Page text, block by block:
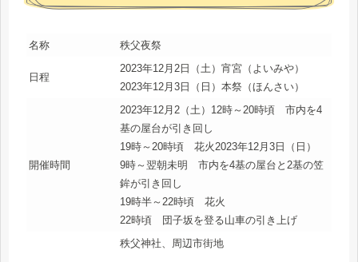
名称 秩父夜祭
日程
2023年12月2日（土）宵宮（よいみや）
2023年12月3日（日）本祭（ほんさい）
開催時間
2023年12月2（土）12時～20時頃 市内を4
基の屋台が引き回し
19時～20時頃 花火2023年12月3日（日）
9時～翌朝未明 市内を4基の屋台と2基の笠
鉾が引き回し
19時半～22時頃 花火
22時頃 団子坂を登る山車の引き上げ
秩父神社、周辺市街地